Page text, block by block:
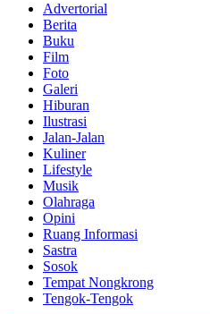
Advertorial
Berita
Buku
Film
Foto
Galeri
Hiburan
Ilustrasi
Jalan-Jalan
Kuliner
Lifestyle
Musik
Olahraga
Opini
Ruang Informasi
Sastra
Sosok
Tempat Nongkrong
Tengok-Tengok